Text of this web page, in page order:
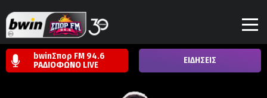
bwinΣπορ FM 94.6
ΡΑΔΙΟΦΩΝΟ LIVE ΕΙΔΗΣΕΙΣ